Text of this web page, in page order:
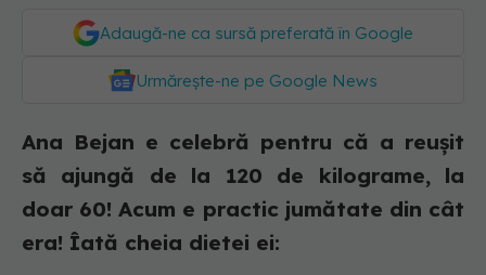
Adaugă-ne ca sursă preferată în Google
Urmărește-ne pe Google News
Ana Bejan e celebră pentru că a reușit
să ajungă de la 120 de kilograme, la
doar 60! Acum e practic jumătate din cât
era! Îată cheia dietei ei: